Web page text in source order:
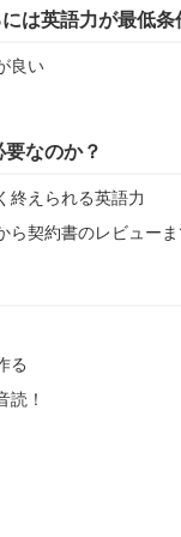
は英語力が最低条
良い
なのか？
終えられる英語力
ら契約書のレビュー
る
読！